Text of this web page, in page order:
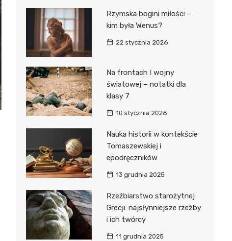
Rzymska bogini miłości –
kim była Wenus?
22 stycznia 2026
Na frontach I wojny
światowej – notatki dla
klasy 7
10 stycznia 2026
Nauka historii w kontekście
Tomaszewskiej i
epodręczników
13 grudnia 2025
Rzeźbiarstwo starożytnej
Grecji: najsłynniejsze rzeźby
i ich twórcy
11 grudnia 2025